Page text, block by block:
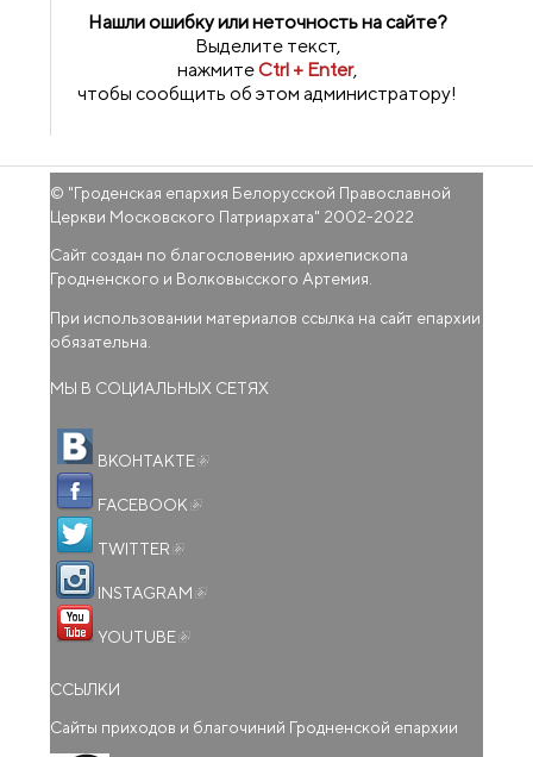
Нашли ошибку или неточность на сайте?
Выделите текст,
нажмитеCtrl + Enter,
чтобы сообщить об этом администратору!
© "Гроденская епархия Белорусской Православной
Церкви Московского Патриархата" 2002-2022
Сайт создан по благословению архиепископа
Гродненского и Волковысского Артемия.
При использовании материалов ссылка на сайт епархии
обязательна.
МЫ В СОЦИАЛЬНЫХ СЕТЯХ
ВКОНТАКТЕ
FACEBOOK
TWITTER
INSTAGRAM
YOUTUBE
ССЫЛКИ
Сайты приходов и благочиний Гродненской епархии